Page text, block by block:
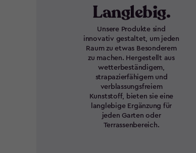
Langlebig.
Unsere Produkte sind
innovativ gestaltet, um jeden
Raum zu etwas Besonderem
zu machen. Hergestellt aus
wetterbeständigem,
strapazierfähigem und
verblassungsfreiem
Kunststoff, bieten sie eine
langlebige Ergänzung für
jeden Garten oder
Terrassenbereich.